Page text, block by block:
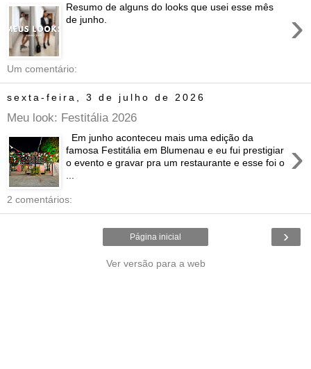
›
Resumo de alguns do looks que usei esse mês
de junho.
Um comentário:
sexta-feira, 3 de julho de 2026
Meu look: Festitália 2026
›
Em junho aconteceu mais uma edição da
famosa Festitália em Blumenau e eu fui prestigiar
o evento e gravar pra um restaurante e esse foi o
2 comentários:
›
Página inicial
Ver versão para a web